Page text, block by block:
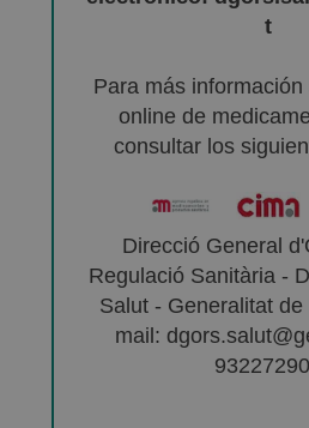
t
Para más
online de
consultar los
Direcció General
Regulació Sanitària -
Salut - Generalitat
mail: